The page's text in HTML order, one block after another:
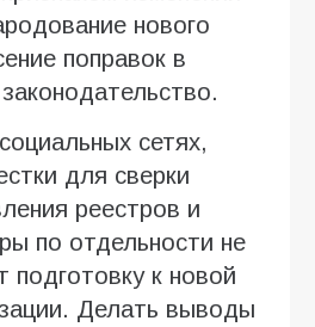
нового
поправок в
сетях,
для сверки
реестров и
по отдельности не
к новой
Делать выводы